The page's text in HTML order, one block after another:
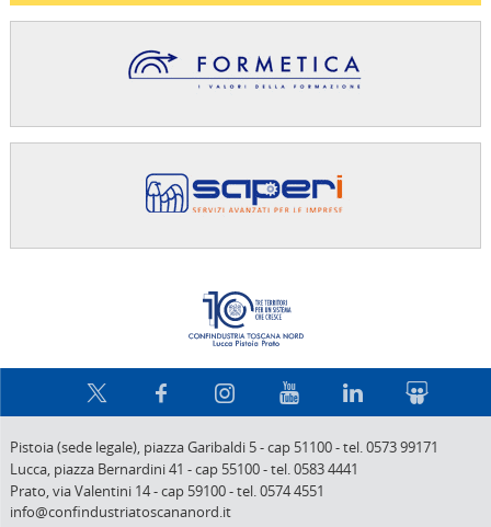
Pistoia (sede legale), piazza Garibaldi 5-cap 51100-tel. 0573 99171
Lucca, piazza Bernardini 41 -cap 55100-tel. 0583 4441
Prato,via Valentini 14-cap 59100-tel. 0574 4551
info@confindustriatoscananord.it